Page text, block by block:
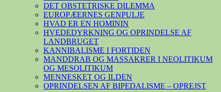
DET OBSTETRISKE DILEMMA
EUROPÆERNES GENPULJE
HVAD ER EN HOMININ
HVEDEDYRKNING OG OPRINDELSE AF
LANDBRUGET
KANNIBALISME I FORTIDEN
MANDDRAB OG MASSAKRER I NEOLITIKUM
OG MESOLITIKUM
MENNESKET OG ILDEN
OPRINDELSEN AF BIPEDALISME – OPREJST